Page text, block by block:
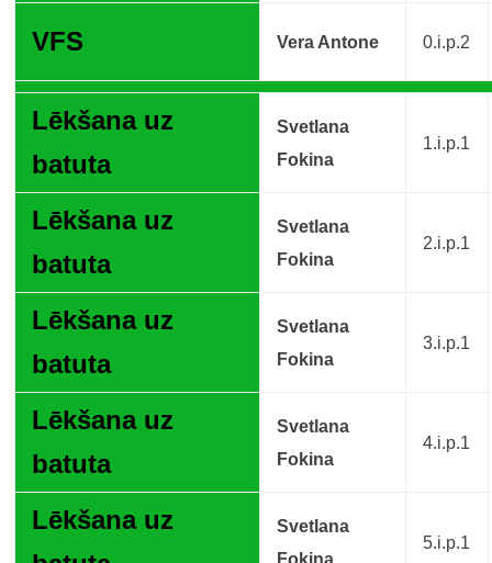
VFS Vera Antone 0.i.p.2
Lēkšana uz
batuta
Svetlana
Fokina
1.i.p.1
Lēkšana uz
batuta
Svetlana
Fokina
2.i.p.1
Lēkšana uz
batuta
Svetlana
Fokina
3.i.p.1
Lēkšana uz
batuta
Svetlana
Fokina
4.i.p.1
Lēkšana uz
Svetlana
5.i.p.1